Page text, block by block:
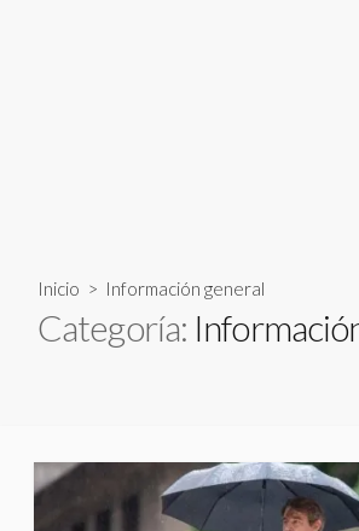
Inicio > Información general
Categoría: